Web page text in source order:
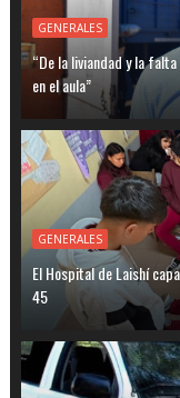
GENERALES
“De la liviandad y la
en el aula”
GENERALES
El Hospital de Laishí
45